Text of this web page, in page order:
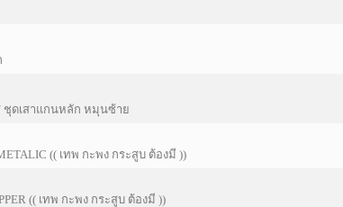
/ ชุดเสาแกนหลัก หมุนซ้าย
(( เทพ กะพง กระสูบ ต้องมี ))
(( เทพ กะพง กระสูบ ต้องมี ))